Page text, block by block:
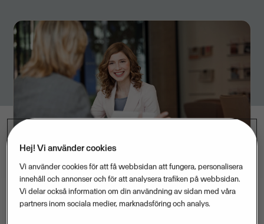
Hej! Vi använder cookies
Vi använder cookies för att få webbsidan att fungera, personalisera
innehåll och annonser och för att analysera trafiken på webbsidan.
Vi delar också information om din användning av sidan med våra
partners inom sociala medier, marknadsföring och analys.